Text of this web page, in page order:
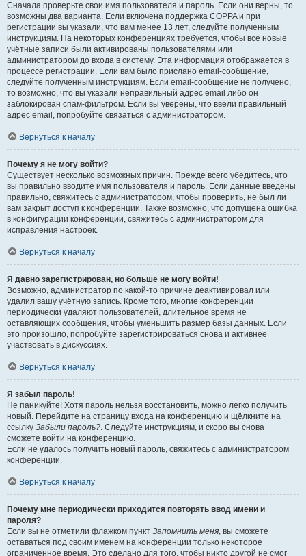
Сначала проверьте свои имя пользователя и пароль. Если они верны, то
возможны два варианта. Если включена поддержка COPPA и при
регистрации вы указали, что вам менее 13 лет, следуйте полученным
инструкциям. На некоторых конференциях требуется, чтобы все новые
учётные записи были активированы пользователями или
администратором до входа в систему. Эта информация отображается в
процессе регистрации. Если вам было прислано email-сообщение,
следуйте полученным инструкциям. Если email-сообщение не получено,
то возможно, что вы указали неправильный адрес email либо он
заблокирован спам-фильтром. Если вы уверены, что ввели правильный
адрес email, попробуйте связаться с администратором.
Вернуться к началу
Почему я не могу войти?
Существует несколько возможных причин. Прежде всего убедитесь, что
вы правильно вводите имя пользователя и пароль. Если данные введены
правильно, свяжитесь с администратором, чтобы проверить, не был ли
вам закрыт доступ к конференции. Также возможно, что допущена ошибка
в конфигурации конференции, свяжитесь с администратором для
исправления настроек.
Вернуться к началу
Я давно зарегистрирован, но больше не могу войти!
Возможно, администратор по какой-то причине деактивировал или
удалил вашу учётную запись. Кроме того, многие конференции
периодически удаляют пользователей, длительное время не
оставляющих сообщения, чтобы уменьшить размер базы данных. Если
это произошло, попробуйте зарегистрироваться снова и активнее
участвовать в дискуссиях.
Вернуться к началу
Я забыл пароль!
Не паникуйте! Хотя пароль нельзя восстановить, можно легко получить
новый. Перейдите на страницу входа на конференцию и щёлкните на
ссылку Забыли пароль?. Следуйте инструкциям, и скоро вы снова
сможете войти на конференцию.
Если не удалось получить новый пароль, свяжитесь с администратором
конференции.
Вернуться к началу
Почему мне периодически приходится повторять ввод имени и
пароля?
Если вы не отметили флажком пункт Запомнить меня, вы сможете
оставаться под своим именем на конференции только некоторое
ограниченное время. Это сделано для того, чтобы никто другой не смог